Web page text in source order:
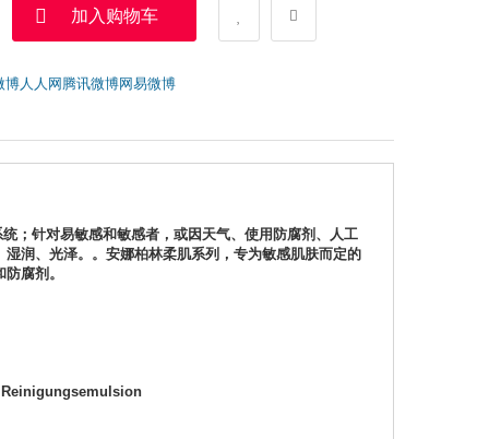
加入购物车
博人人网 腾讯微博网易微博
针对易敏感和敏感者，或因天气、使用防腐剂、人工
润、光泽。。安娜柏林柔肌系列，专为敏感肌肤而定的
腐剂。